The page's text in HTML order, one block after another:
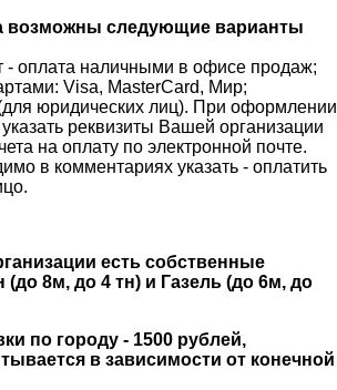
возможны следующие варианты
- оплата наличными в офисе продаж;
Visa, MasterCard, Мир;
юридических лиц). При оформлении
реквизиты Вашей организации
на оплату по электронной почте.
в комментариях указать - оплатить
есть собственные
(до 8м, до 4 тн) и Газель (до 6м, до
по городу - 1500 рублей,
в зависимости от конечной